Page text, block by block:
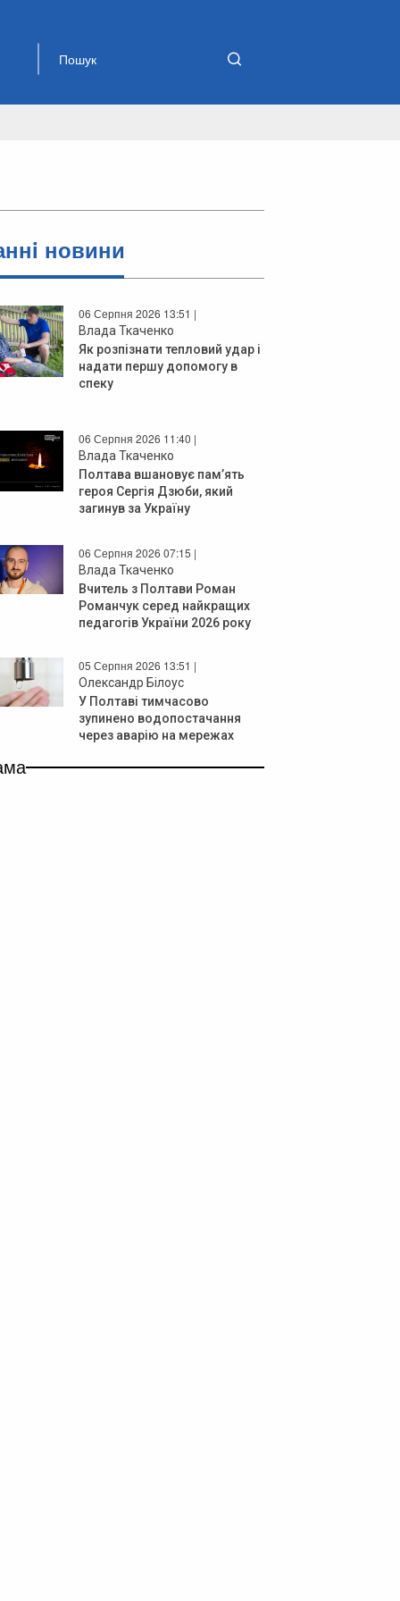
новини
06 Серпня 2026 13:51 |
Влада Ткаченко
Як розпізнати тепловий удар і
надати першу допомогу в
спеку
06 Серпня 2026 11:40 |
Влада Ткаченко
Полтава вшановує пам’ять
героя Сергія Дзюби, який
загинув за Україну
06 Серпня 2026 07:15 |
Влада Ткаченко
Вчитель з Полтави Роман
Романчук серед найкращих
педагогів України 2026 року
05 Серпня 2026 13:51 |
Олександр Білоус
У Полтаві тимчасово
зупинено водопостачання
через аварію на мережах